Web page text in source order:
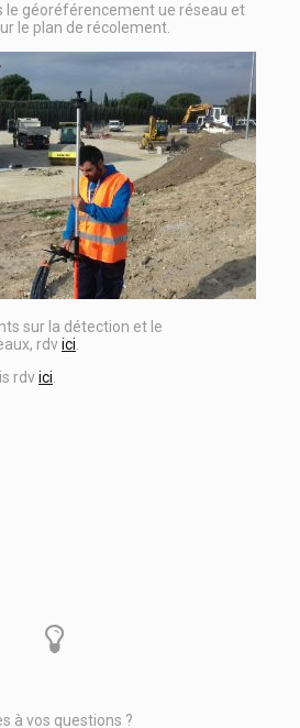
le géoréférencement ue réseau et
le plan de récolement.
sur la détection et le
rdvici.
rdvici.
à vos questions ?